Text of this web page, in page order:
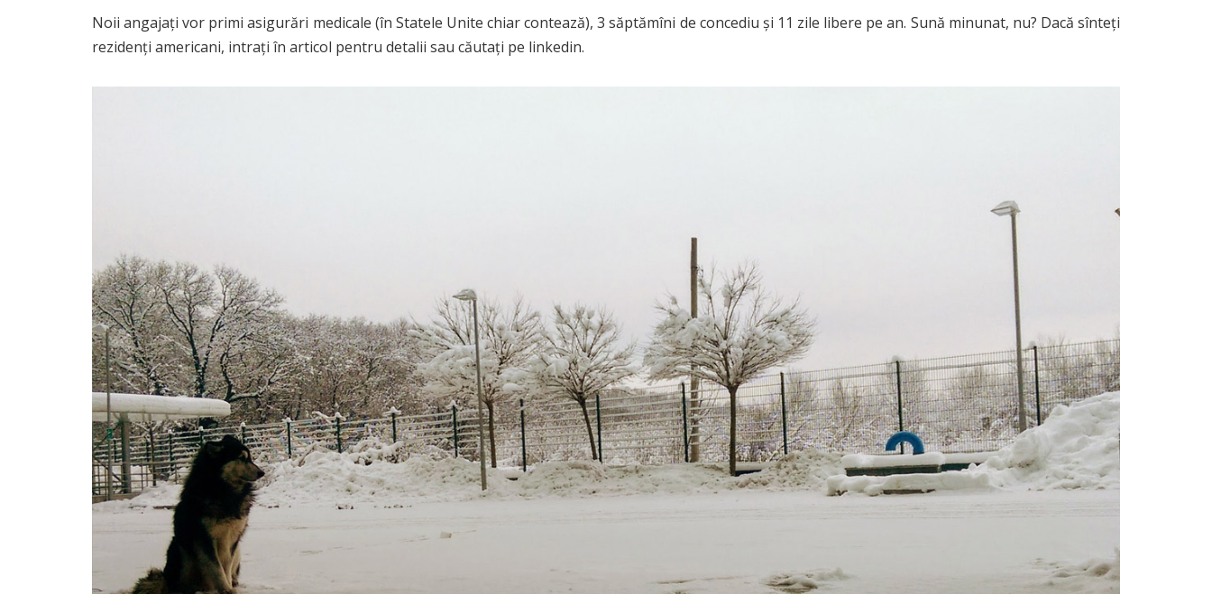
Noii angajați vor primi asigurări medicale (în Statele Unite chiar contează), 3 săptămîni de concediu și 11 zile libere pe an. Sună minunat, nu? Dacă sînteți
rezidenți americani, intrați în articol pentru detalii sau căutați pe linkedin.